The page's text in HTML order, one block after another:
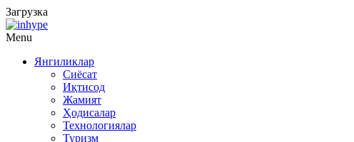
Загрузка
Menu
Янгиликлар
Сиёсат
Иқтисод
Жамият
Ҳодисалар
Технологиялар
Туризм